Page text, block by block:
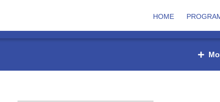
HOME